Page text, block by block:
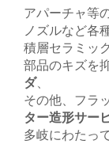
アパーチャ等
ノズルなど各
積層セラミッ
部品のキズを
ダ、
その他、フラ
ター造形サー
多岐にわたっ